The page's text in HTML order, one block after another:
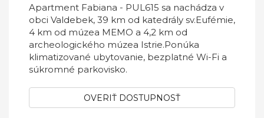
Apartment Fabiana - PUL615 sa nachádza v
obci Valdebek, 39 km od katedrály sv.Eufémie,
4 km od múzea MEMO a 4,2 km od
archeologického múzea Istrie.Ponúka
klimatizované ubytovanie, bezplatné Wi-Fi a
súkromné ​​parkovisko.
OVERIŤ DOSTUPNOSŤ